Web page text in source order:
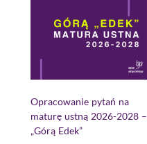
Opracowanie pytań na
maturę ustną 2026-2028 –
„Górą Edek”